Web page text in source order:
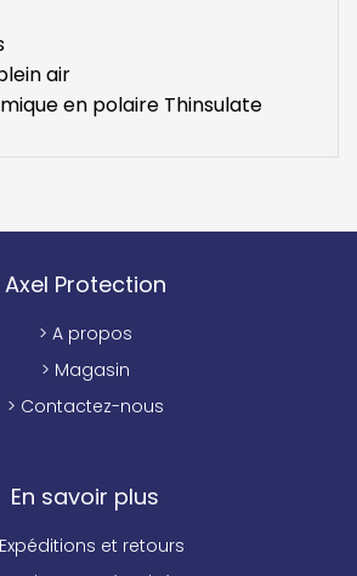
air
en polaire Thinsulate
Axel Protection
> A propos
> Magasin
> Contactez-nous
En savoir plus
et retours